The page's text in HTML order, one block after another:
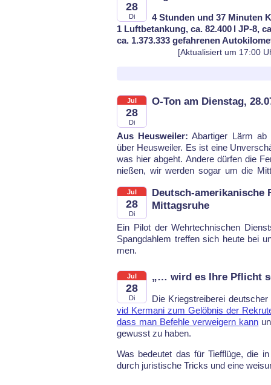
28
Di
4 Stunden und 37 Minuten
1 Luftbetankung, ca. 82.400 l JP-8,
ca. 1.373.333 gefahrenen
[Aktualisiert um 17:00
Jul
28
Di
O-Ton am Dienstag,
Aus Heusweiler: Abar­ti­ger Lärm ab
über Heus­wei­ler. Es ist ei­ne
was hier ab­ge­ht. An­de­re dür­fen die
nie­ßen, wir wer­den so­gar um die
ver­lärmt. Was las­sen die sich
Jul
28
Di
Deutsch-amerikanische
Mittagsruhe
Ein Pi­lot der Wehr­tech­ni­schen
Spang­dah­lem tref­fen sich heu­te bei
men.
Jul
28
Di
„… wird es Ihre Pflicht
Die Kriegs­trei­be­rei
vid Ker­ma­ni zum Gelöb­nis der
dass man Be­feh­le ver­wei­gern kann
ge­wusst zu ha­ben.
Was be­deu­tet das für Tief­flü­ge, die
durch ju­ris­ti­sche Tricks und ei­ne